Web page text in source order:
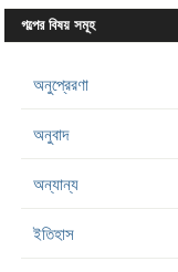
গল্পের বিষয় সমূহ
অনুপ্রেরণা
অনুবাদ
অন্যান্য
ইতিহাস